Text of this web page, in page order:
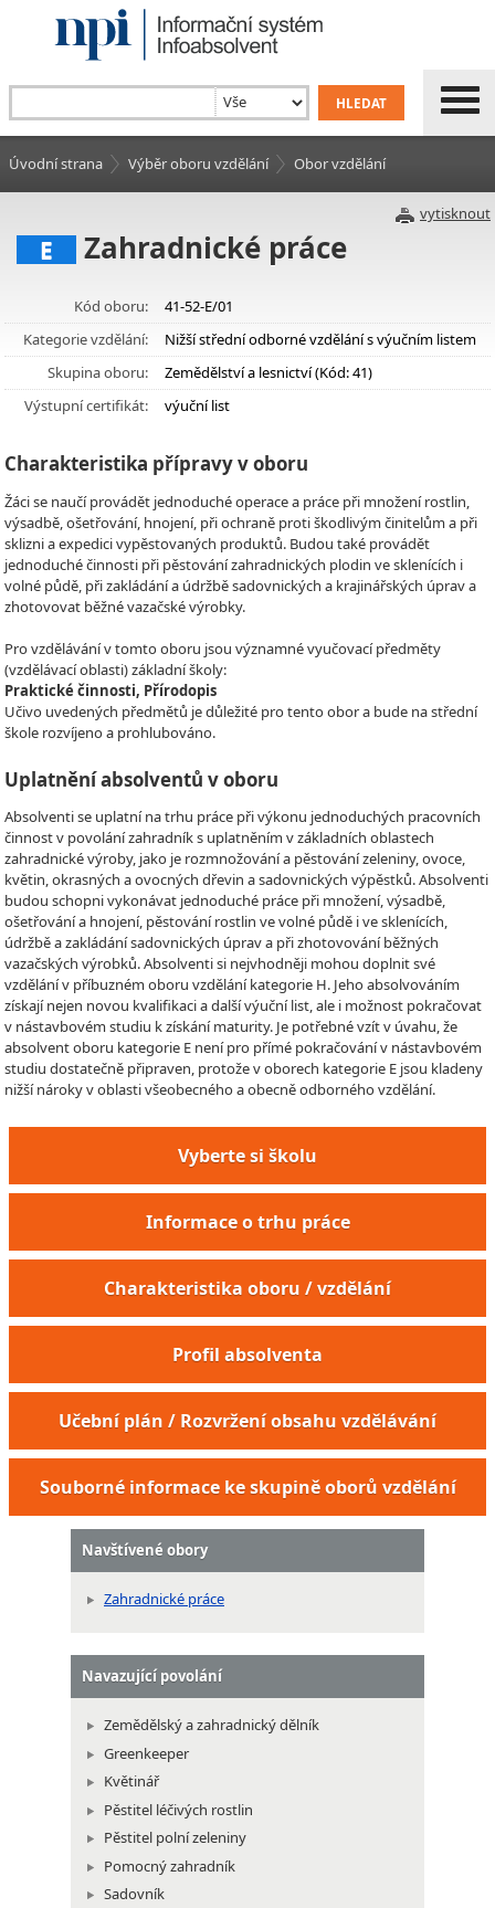
Úvodní strana Výběr oboru vzdělání Obor vzdělání
vytisknout
E Zahradnické práce
Kód oboru:
41-52-E/01
Kategorie vzdělání:
Nižší střední odborné vzdělání s výučním listem
Skupina oboru:
Zemědělství a lesnictví (Kód: 41)
Výstupní certifikát:
výuční list
Charakteristika přípravy v oboru
Žáci se naučí provádět jednoduché operace a práce při množení rostlin,
výsadbě, ošetřování, hnojení, při ochraně proti škodlivým činitelům a při
sklizni a expedici vypěstovaných produktů. Budou také provádět
jednoduché činnosti při pěstování zahradnických plodin ve sklenících i
volné půdě, při zakládání a údržbě sadovnických a krajinářských úprav a
zhotovovat běžné vazačské výrobky.
Pro vzdělávání v tomto oboru jsou významné vyučovací předměty
(vzdělávací oblasti) základní školy:
Praktické činnosti, Přírodopis
Učivo uvedených předmětů je důležité pro tento obor a bude na střední
škole rozvíjeno a prohlubováno.
Uplatnění absolventů v oboru
Absolventi se uplatní na trhu práce při výkonu jednoduchých pracovních
činnost v povolání zahradník s uplatněním v základních oblastech
zahradnické výroby, jako je rozmnožování a pěstování zeleniny, ovoce,
květin, okrasných a ovocných dřevin a sadovnických výpěstků. Absolventi
budou schopni vykonávat jednoduché práce při množení, výsadbě,
ošetřování a hnojení, pěstování rostlin ve volné půdě i ve sklenících,
údržbě a zakládání sadovnických úprav a při zhotovování běžných
vazačských výrobků. Absolventi si nejvhodněji mohou doplnit své
vzdělání v příbuzném oboru vzdělání kategorie H. Jeho absolvováním
získají nejen novou kvalifikaci a další výuční list, ale i možnost pokračovat
v nástavbovém studiu k získání maturity. Je potřebné vzít v úvahu, že
absolvent oboru kategorie E není pro přímé pokračování v nástavbovém
studiu dostatečně připraven, protože v oborech kategorie E jsou kladeny
nižší nároky v oblasti všeobecného a obecně odborného vzdělání.
Vyberte si školu
Informace o trhu práce
Charakteristika oboru / vzdělání
Profil absolventa
Učební plán / Rozvržení obsahu vzdělávání
Souborné informace ke skupině oborů vzdělání
Navštívené obory
Zahradnické práce
Navazující povolání
Zemědělský a zahradnický dělník
Greenkeeper
Květinář
Pěstitel léčivých rostlin
Pěstitel polní zeleniny
Pomocný zahradník
Sadovník